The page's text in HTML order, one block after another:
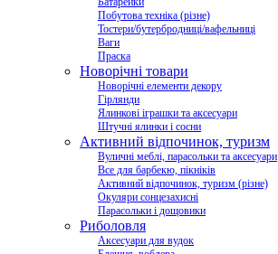
Побутова техніка (різне)
Тостери/бутербродниці/вафельниці
Ваги
Праска
Новорічні товари
Новорічні елементи декору
Гірлянди
Ялинкові іграшки та аксесуари
Штучні ялинки і сосни
Активний відпочинок, туризм
Вуличні меблі, парасольки та аксесуари
Все для барбекю, пікніків
Активний відпочинок, туризм (різне)
Окуляри сонцезахисні
Парасольки і дощовики
Риболовля
Аксесуари для вудок